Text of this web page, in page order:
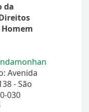
da
Avenida
- São
030